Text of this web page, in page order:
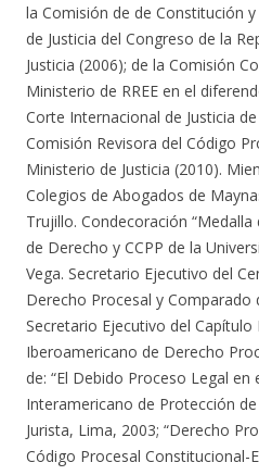
la Comisión de de Constitución
de Justicia del Congreso de la
Justicia (2006); de la Comisión
Ministerio de RREE en el
Corte Internacional de Justicia
Comisión Revisora del Código
Ministerio de Justicia (2010).
Colegios de Abogados de
Trujillo. Condecoración
de Derecho y CCPP de la
Vega. Secretario Ejecutivo del
Derecho Procesal y Comparado
Secretario Ejecutivo del
Iberoamericano de Derecho
de: “El Debido Proceso Legal en
Interamericano de Protección
Jurista, Lima, 2003; “Derecho
Código Procesal Constitucional-